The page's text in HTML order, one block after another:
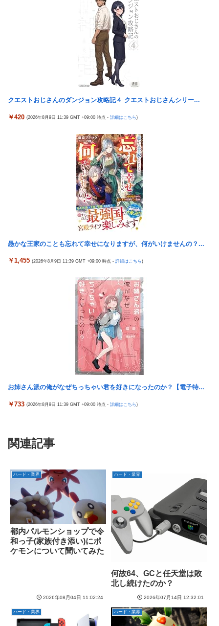
【画像】 素人美女さん、エ○チなビデオに出演した結果ｗｗｗｗ
【試合実況】西武２軍スタメン 先発:杉山遙希（2026.8.9）
【朗報】竹内朱莉「整体で軍隊経験者と思われた。ダンス負荷
で、私の骨と筋肉はもうグチャグチャになっている」
なんでパチンコってこんな回らなくなったんだろうな…源さんと
かUCの時って1000円25ぐらい回ったもんな
欧州「日本だけ反則だろ…」 世界の『日本びいき』にヨーロッパ
【悲報】エルデンリング始めたけど難しい
村上、100マイルのシンカーを逆方向へ26号HR!!!!
GLAY・TERUとパフィー亜美のレアな夫婦ショットが公開
スマスロモンキーターンRED（セブンリーグ/山佐ネクスト）
【衝撃】痩せたい奴は「コレ」を飲むのガチでオススメｗｗｗｗ
【ウマ娘】武さんが引退したらウマ娘に実装されそう
サイバスターが一番輝いてたスパロボ
アと寄付をしている模様
クエストおじさんのダンジョン攻略記４ クエストおじさんシリー...
￥420 (2026年8月9日 11:39 GMT +09:00 時点 - 詳細はこちら)
愚かな王家のことも忘れて幸せになりますが、何がいけませんの？...
￥1,455 (2026年8月9日 11:39 GMT +09:00 時点 - 詳細はこちら)
お姉さん派の俺がなぜちっちゃい君を好きになったのか？【電子特...
￥733 (2026年8月9日 11:39 GMT +09:00 時点 - 詳細はこちら)
関連記事
ハード・業界
都内パルモンショップで令
和っ子(家族付き添い)にポ
ケモンについて聞いてみた
2026年08月04日 11:02:24
ハード・業界
何故64、GCと任天堂は敗
北し続けたのか？
2026年07月14日 12:32:01
ハード・業界 ハード・業界